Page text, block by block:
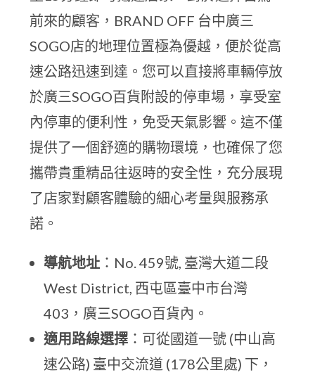
前來的顧客，BRAND OFF 台中廣三
SOGO店的地理位置極為優越，便於從高
速公路迅速到達。您可以直接將車輛停放
於廣三SOGO百貨附設的停車場，享受室
內停車的便利性，免受天氣影響。這不僅
提供了一個舒適的購物環境，也確保了您
攜帶貴重精品往返時的安全性，充分展現
了店家對顧客體驗的細心考量與服務承
諾。
導航地址 ：No. 459號, 臺灣大道二段
West District, 西屯區臺中市台灣
403，廣三SOGO百貨內。
適用路線選擇 ：可從國道一號 (中山高
速公路) 臺中交流道 (178公里處) 下，